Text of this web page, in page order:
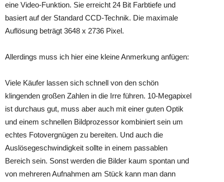
eine Video-Funktion. Sie erreicht 24 Bit Farbtiefe und
basiert auf der Standard CCD-Technik. Die maximale
Auflösung beträgt 3648 x 2736 Pixel.
Allerdings muss ich hier eine kleine Anmerkung anfügen:
Viele Käufer lassen sich schnell von den schön
klingenden großen Zahlen in die Irre führen. 10-Megapixel
ist durchaus gut, muss aber auch mit einer guten Optik
und einem schnellen Bildprozessor kombiniert sein um
echtes Fotovergnügen zu bereiten. Und auch die
Auslösegeschwindigkeit sollte in einem passablen
Bereich sein. Sonst werden die Bilder kaum spontan und
von mehreren Aufnahmen am Stück kann man dann